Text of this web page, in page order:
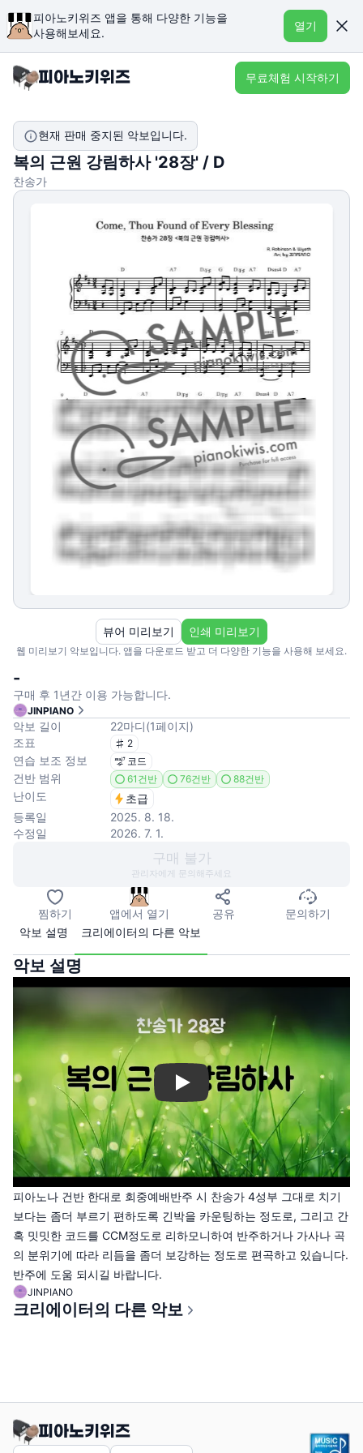
피아노키위즈 앱을 통해 다양한 기능을
사용해보세요.
열기
무료체험 시작하기
현재 판매 중지된 악보입니다.
복의 근원 강림하사 '28장' / D
찬송가
웹 미리보기 악보입니다. 앱을 다운로드 받고 더 다양한 기능을 사용해 보세요.
뷰어 미리보기 인쇄 미리보기
-
구매 후 1년간 이용 가능합니다.
JINPIANO
악보 길이 22마디(1페이지)
조표
2
연습 보조 정보 코드
건반 범위 61건반 76건반 88건반
난이도
초급
등록일
2025. 8. 18.
수정일
2026. 7. 1.
구매 불가
관리자에게 문의해주세요
찜하기 앱에서 열기 공유
문의하기
악보 설명
크리에이터의 다른 악보
악보 설명
Play
피아노나 건반 한대로 회중예배반주 시 찬송가 4성부 그대로 치기
보다는 좀더 부르기 편하도록 긴박을 카운팅하는 정도로, 그리고 간
혹 밋밋한 코드를 CCM정도로 리하모니하여 반주하거나 가사나 곡
의 분위기에 따라 리듬을 좀더 보강하는 정도로 편곡하고 있습니다.
반주에 도움 되시길 바랍니다.
JINPIANO
크리에이터의 다른 악보